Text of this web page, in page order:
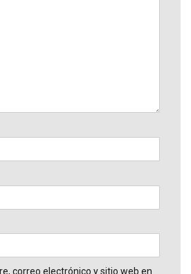
correo electrónico y sitio web en